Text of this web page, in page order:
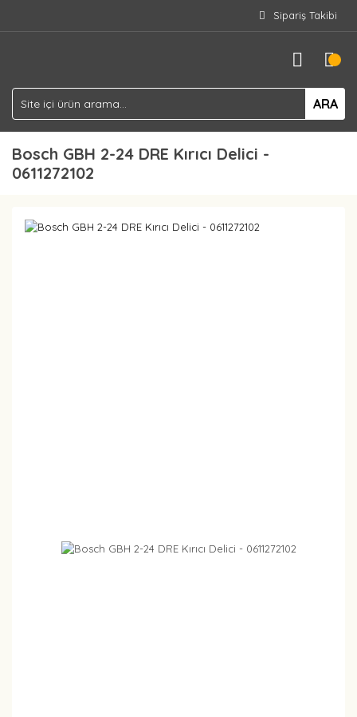
Sipariş Takibi
ARA
Bosch GBH 2-24 DRE Kırıcı Delici -
0611272102